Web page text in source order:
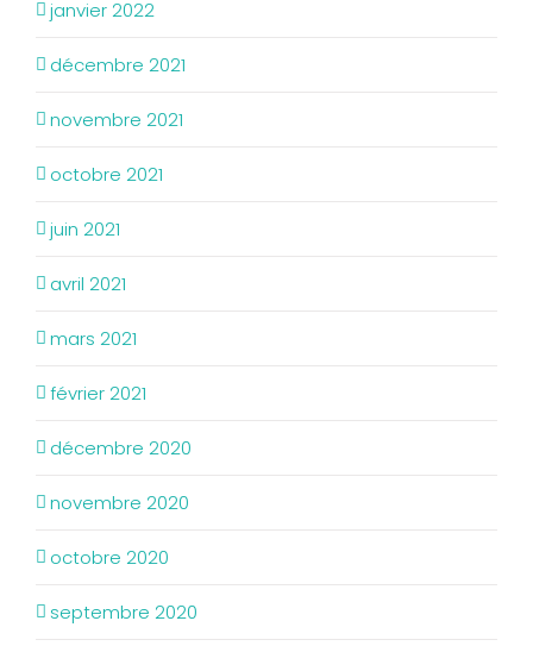
janvier 2022
décembre 2021
novembre 2021
octobre 2021
juin 2021
avril 2021
mars 2021
février 2021
décembre 2020
novembre 2020
octobre 2020
septembre 2020